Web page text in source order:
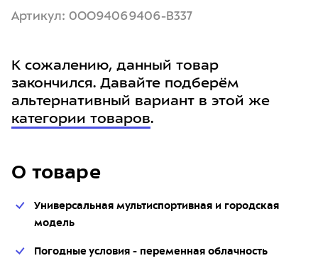
О товаре
Универсальная мультиспортивная и городская
модель
Погодные условия - переменная облачность
Артикул: 0OO94069406-B337
К сожалению, данный товар
закончился. Давайте подберём
альтернативный вариант в этой же
категории товаров.